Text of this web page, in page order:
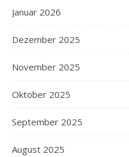
Januar 2026
Dezember 2025
November 2025
Oktober 2025
September 2025
August 2025